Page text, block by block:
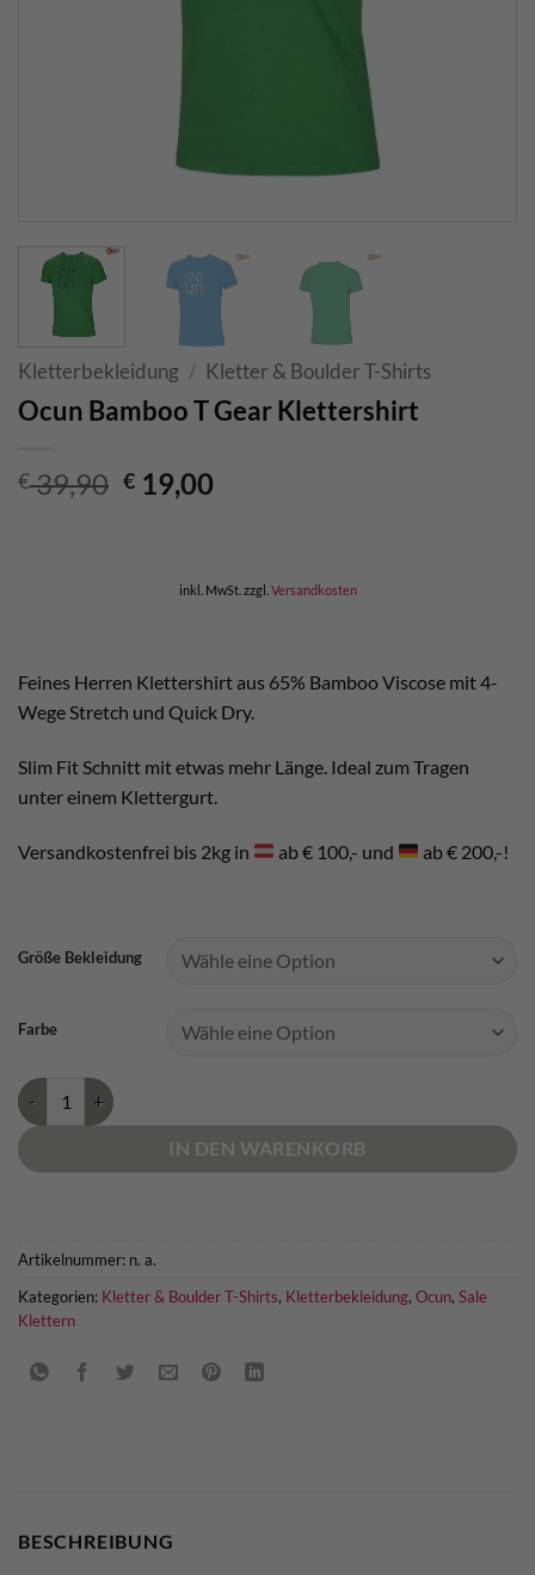
Kletterbekleidung / Kletter & Boulder T-Shirts
Ocun Bamboo T Gear Klettershirt
€39,90 Ursprünglicher
€ 19,00Aktueller
inkl. MwSt. zzgl. Versandkosten
Feines Herren Klettershirt aus 65% Bamboo Viscose mit 4-
Wege Stretch und Quick Dry.
Slim Fit Schnitt mit etwas mehr Länge. Ideal zum Tragen
unter einem Klettergurt.
Versandkostenfrei bis 2kg in ab € 100,- und ab € 200,-!
Größe Bekleidung
Farbe
Ocun Bamboo T Gear Klettershirt Menge
IN DEN WARENKORB
Artikelnummer: n. a.
Kategorien: Kletter & Boulder T-Shirts, Kletterbekleidung, Ocun, Sale
Klettern
BESCHREIBUNG